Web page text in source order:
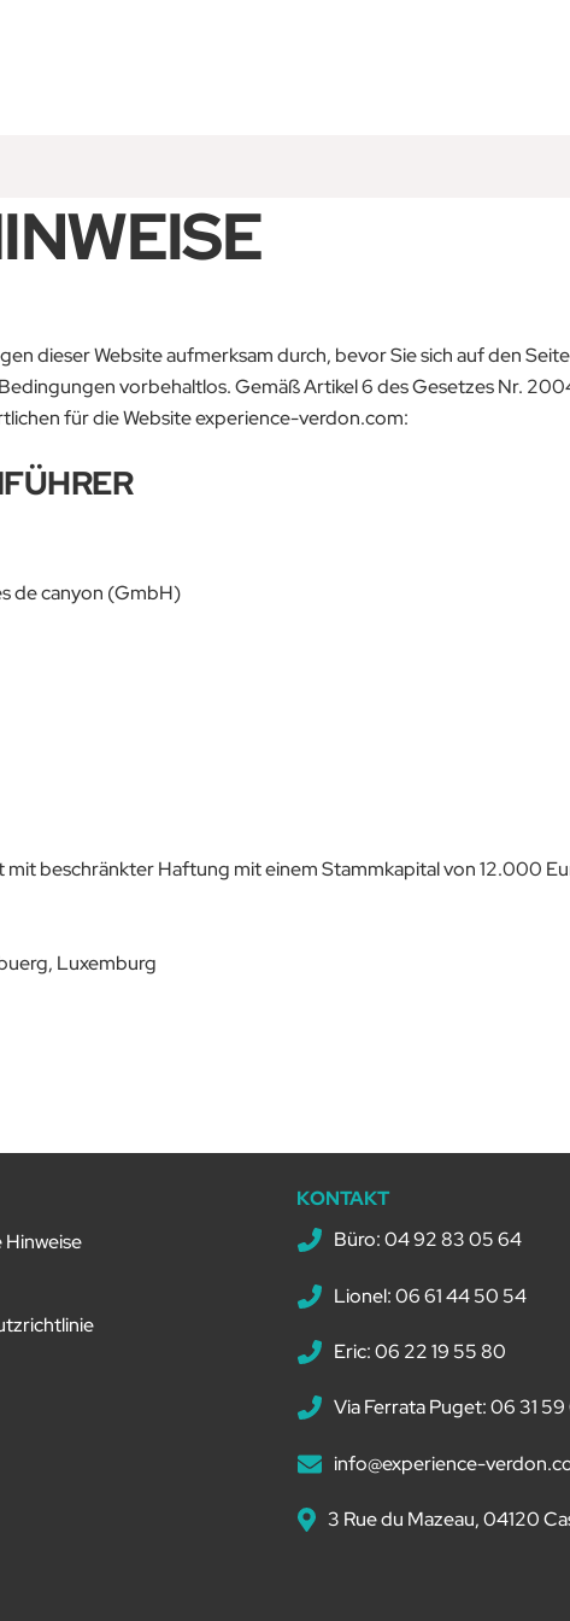
dieser Website aufmerksam durch, bevor Sie sich auf den
vorbehaltlos. Gemäß Artikel 6 des Gesetzes Nr.
für die Website experience-verdon.com:
de canyon (GmbH)
mit beschränkter Haftung mit einem Stammkapital von 12.000
Luxemburg
Hinweise
KONTAKT
Büro: 04 92 83 05 64
Lionel: 06 61 44 50 54
Eric: 06 22 19 55 80
Via Ferrata Puget: 06 31 59
info@experience-
3 Rue du Mazeau, 04120